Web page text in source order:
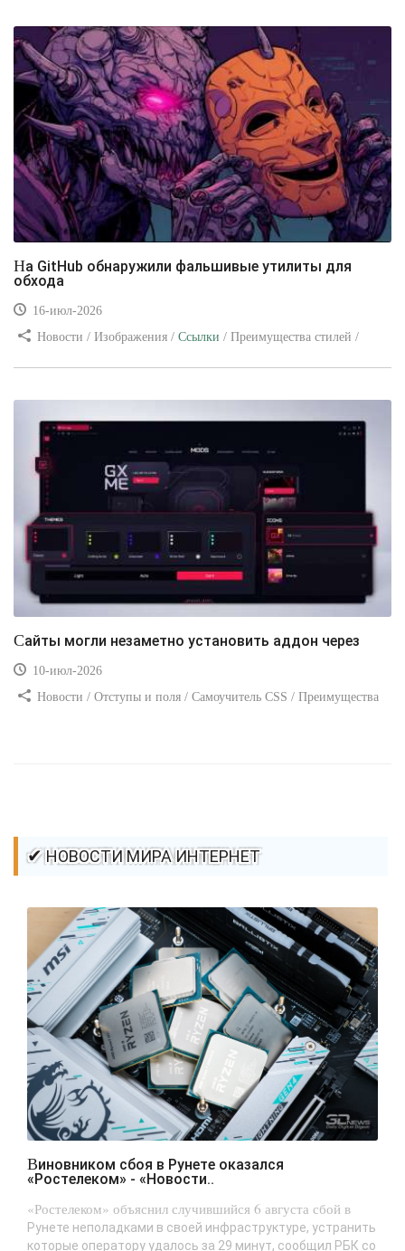
На GitHub обнаружили фальшивые утилиты для
обхода
16-июл-2026
Новости / Изображения / Ссылки / Преимущества стилей /
Сайты могли незаметно установить аддон через
10-июл-2026
Новости / Отступы и поля / Самоучитель CSS / Преимущества
✔ НОВОСТИ МИРА ИНТЕРНЕТ
Виновником сбоя в Рунете оказался
«Ростелеком» - «Новости..
«Ростелеком» объяснил случившийся 6 августа сбой в
Рунете неполадками в своей инфраструктуре, устранить
которые оператору удалось за 29 минут, сообщил РБК со